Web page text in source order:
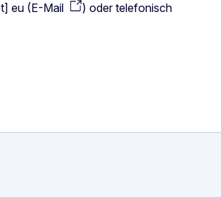
eu (E-Mail ) oder telefonisch